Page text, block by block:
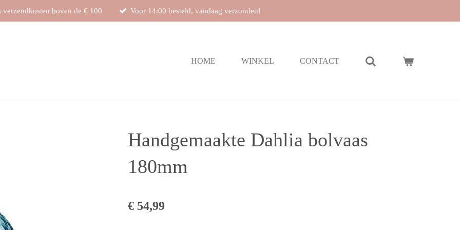
verzendkosten boven de € 100 Voor 14:00 besteld, vandaag verzonden!
HOME WINKEL CONTACT
Handgemaakte Dahlia bolvaas
180mm
€ 54,99